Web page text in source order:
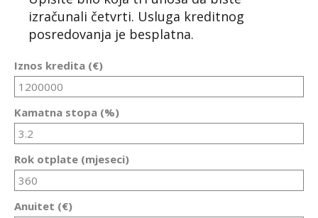
izračunali četvrti. Usluga kreditnog
posredovanja je besplatna.
Iznos kredita (€)
Kamatna stopa (%)
Rok otplate (mjeseci)
Anuitet (€)